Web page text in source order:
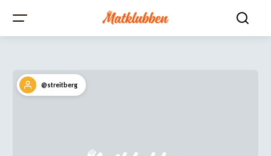
@streitberg